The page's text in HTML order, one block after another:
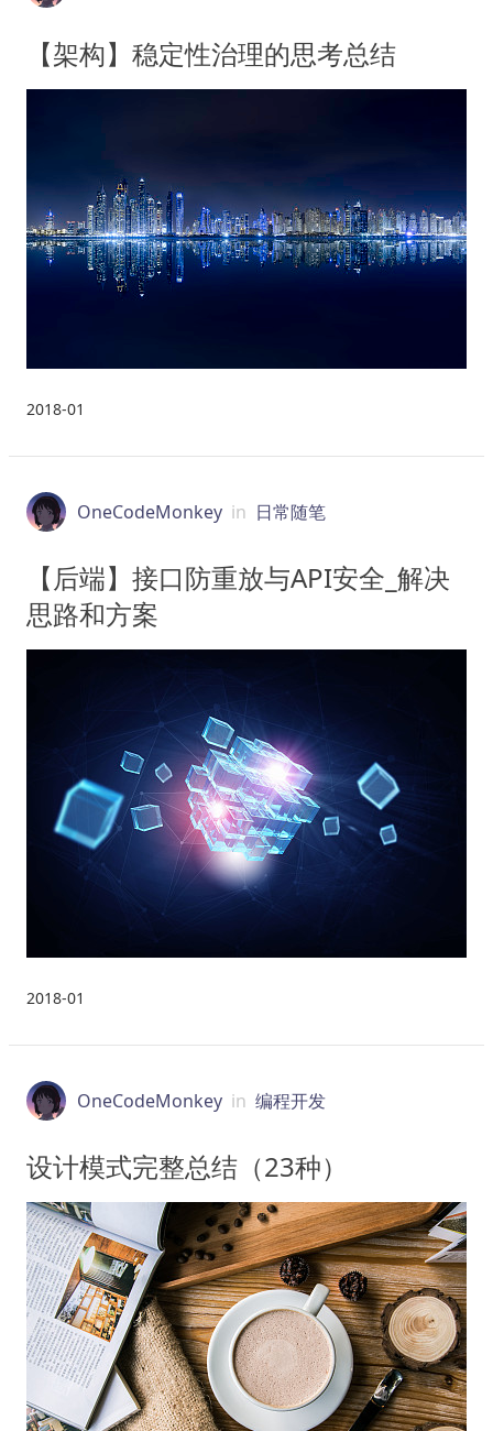
【架构】稳定性治理的思考总结
2018-01
OneCodeMonkey in 日常随笔
【后端】接口防重放与API安全_解决
思路和方案
2018-01
OneCodeMonkey in 编程开发
设计模式完整总结（23种）